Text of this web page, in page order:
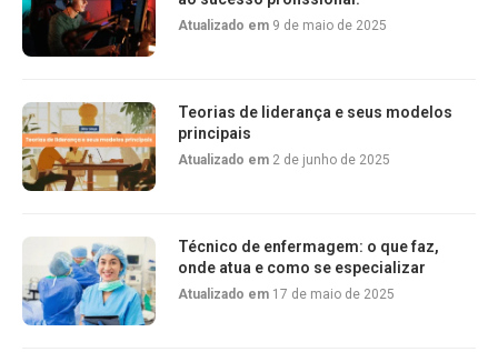
Atualizado em 9 de maio de 2025
Teorias de liderança e seus modelos
principais
Atualizado em 2 de junho de 2025
Técnico de enfermagem: o que faz,
onde atua e como se especializar
Atualizado em 17 de maio de 2025